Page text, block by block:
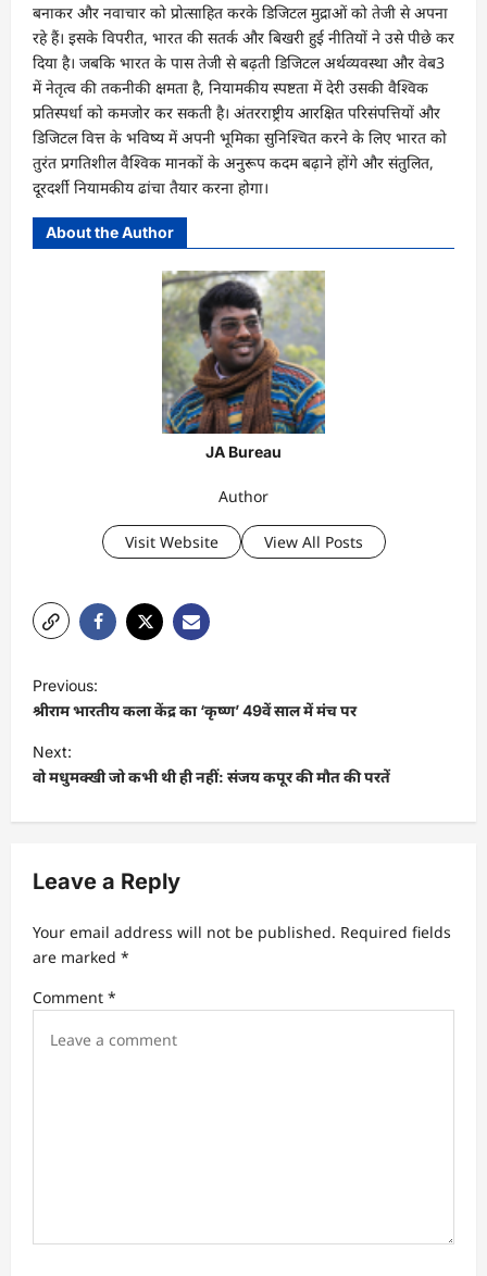
बनाकर और नवाचार को प्रोत्साहित करके डिजिटल मुद्राओं को तेजी से अपना
रहे हैं। इसके विपरीत, भारत की सतर्क और बिखरी हुई नीतियों ने उसे पीछे कर
दिया है। जबकि भारत के पास तेजी से बढ़ती डिजिटल अर्थव्यवस्था और वेब3
में नेतृत्व की तकनीकी क्षमता है, नियामकीय स्पष्टता में देरी उसकी वैश्विक
प्रतिस्पर्धा को कमजोर कर सकती है। अंतरराष्ट्रीय आरक्षित परिसंपत्तियों और
डिजिटल वित्त के भविष्य में अपनी भूमिका सुनिश्चित करने के लिए भारत को
तुरंत प्रगतिशील वैश्विक मानकों के अनुरूप कदम बढ़ाने होंगे और संतुलित,
दूरदर्शी नियामकीय ढांचा तैयार करना होगा।
About the Author
JA Bureau
Author
Visit Website View All Posts
o
s
t
v
g
t
Previous:
श्रीराम भारतीय कला केंद्र का ‘कृष्ण’ 49वें साल में मंच पर
Next:
वो मधुमक्खी जो कभी थी ही नहीं: संजय कपूर की मौत की परतें
Leave a Reply
Your email address will not be published. Required fields
are marked *
Comment *